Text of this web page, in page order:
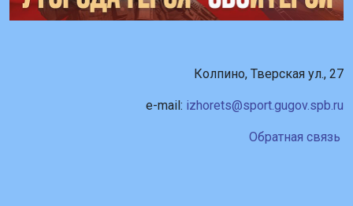
Колпино, Тверская ул., 27
e-mail: izhorets@sport.gugov.spb.ru
Обратная связь